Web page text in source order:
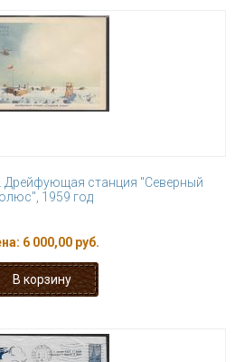
Дрейфующая станция "Северный
1959 год
6 000,00 руб.